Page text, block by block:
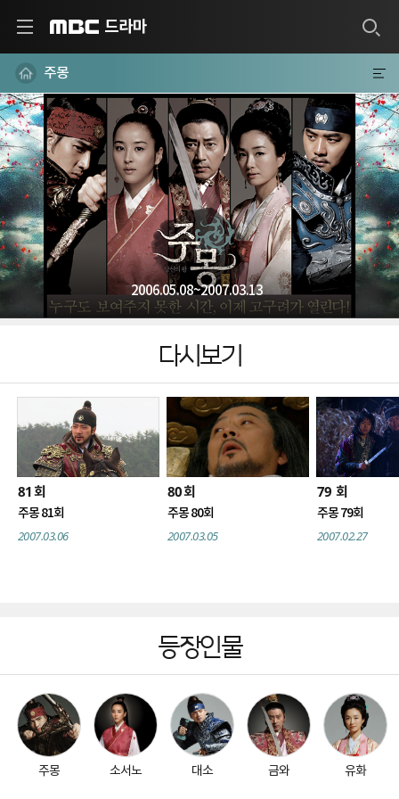
드라마
주몽
2006.05.08~2007.03.13
다시보기
81회
주몽 81회
2007.03.06
80회
주몽 80회
2007.03.05
79 회
주몽 79회
2007.02.27
등장인물
주몽 소서노 대소 금와 유화